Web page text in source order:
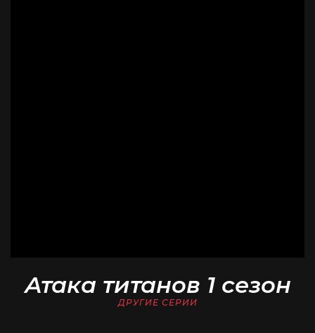
Атака титанов 1 сезон
ДРУГИЕ СЕРИИ